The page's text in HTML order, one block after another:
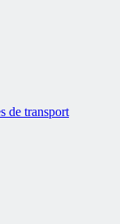
de transport